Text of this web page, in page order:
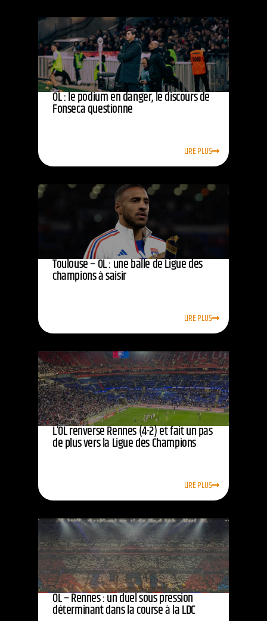
OL : le podium en danger, le discours de
Fonseca questionne
LIRE PLUS
Toulouse – OL : une balle de Ligue des
champions à saisir
LIRE PLUS
L’OL renverse Rennes (4-2) et fait un pas
de plus vers la Ligue des Champions
LIRE PLUS
OL – Rennes : un duel sous pression
déterminant dans la course à la LDC